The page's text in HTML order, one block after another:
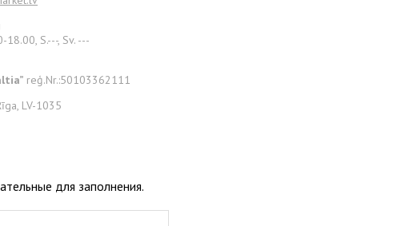
S.---, Sv. ---
reģ.Nr.:50103362111
LV-1035
для заполнения.